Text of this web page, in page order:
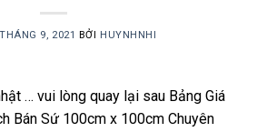
9, 2021 BỞI HUYNHNHI
… vui lòng quay lại sau Bảng Giá
Bán Sứ 100cm x 100cm Chuyên